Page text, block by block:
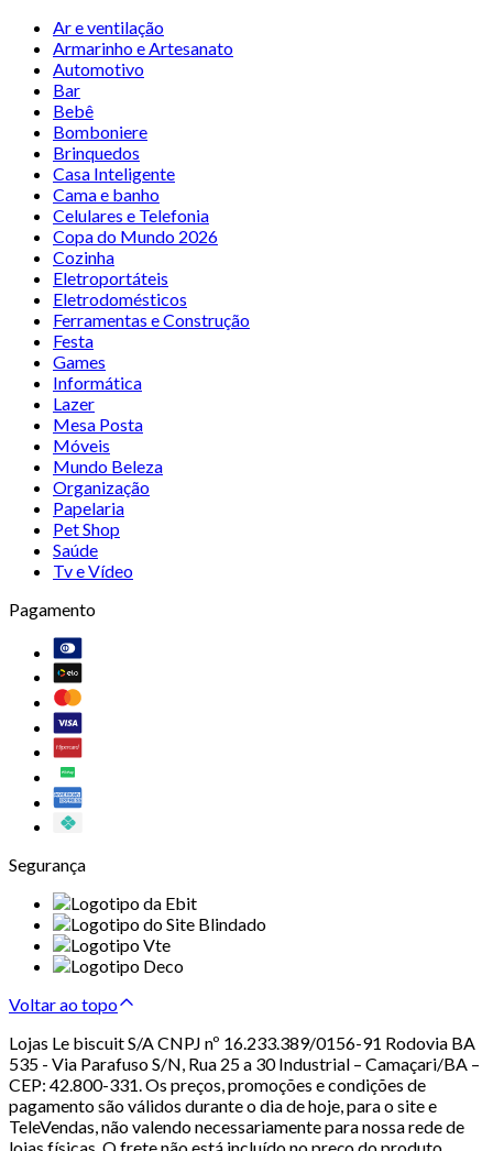
Ar e ventilação
Armarinho e Artesanato
Automotivo
Bar
Bebê
Bomboniere
Brinquedos
Casa Inteligente
Cama e banho
Celulares e Telefonia
Copa do Mundo 2026
Cozinha
Eletroportáteis
Eletrodomésticos
Ferramentas e Construção
Festa
Games
Informática
Lazer
Mesa Posta
Móveis
Mundo Beleza
Organização
Papelaria
Pet Shop
Saúde
Tv e Vídeo
Pagamento
Segurança
Voltar ao topo
Lojas Le biscuit S/A CNPJ nº 16.233.389/0156-91 Rodovia BA
535 - Via Parafuso S/N, Rua 25 a 30 Industrial – Camaçari/BA –
CEP: 42.800-331. Os preços, promoções e condições de
pagamento são válidos durante o dia de hoje, para o site e
TeleVendas, não valendo necessariamente para nossa rede de